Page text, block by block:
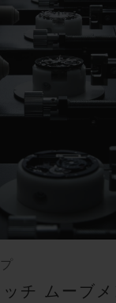
チ ムーブメ